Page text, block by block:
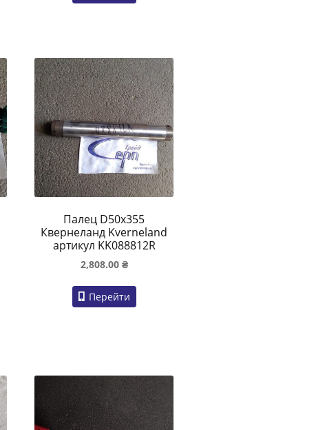
Палец D50x355
Квернеланд Kverneland
артикул KK088812R
2,808.00 ₴
Перейти